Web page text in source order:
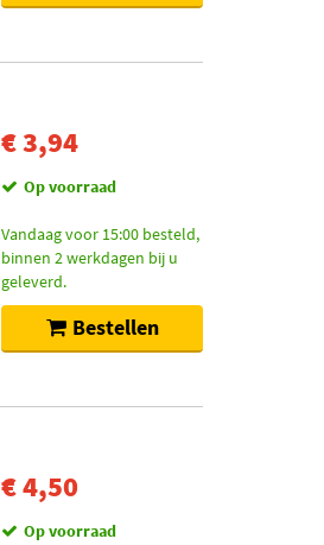
€ 3,94
Op voorraad
Vandaag voor 15:00 besteld,
binnen 2 werkdagen bij u
geleverd.
Bestellen
€ 4,50
Op voorraad